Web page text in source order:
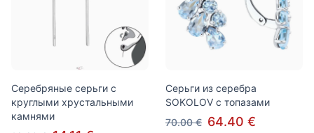
Серебряные серьги с
круглыми хрустальными
камнями
Серьги из серебра
SOKOLOV с топазами
70.00 € 64.40 €